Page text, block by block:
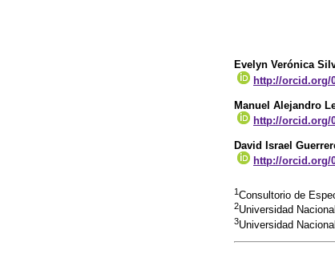
Evelyn Verónica
http://orcid.org/
Manuel Alejandro
http://orcid.org/
David Israel
http://orcid.org/
1Consultorio de
2Universidad
3Universidad